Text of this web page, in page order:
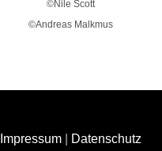
©Nile Scott
©Andreas Malkmus
Impressum| Datenschutz